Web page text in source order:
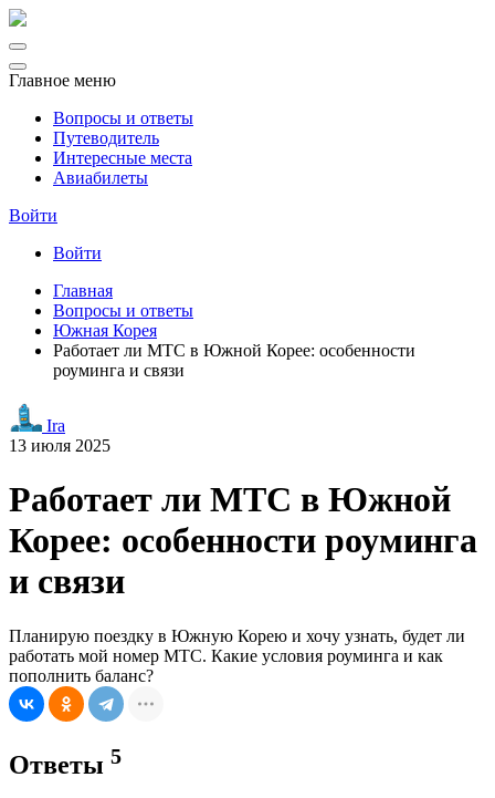
Главное меню
Вопросы и ответы
Путеводитель
Интересные места
Авиабилеты
Войти
Войти
Главная
Вопросы и ответы
Южная Корея
Работает ли МТС в Южной Корее: особенности
роуминга и связи
Ira
13 июля 2025
Работает ли МТС в Южной
Корее: особенности роуминга
и связи
Планирую поездку в Южную Корею и хочу узнать, будет ли
работать мой номер МТС. Какие условия роуминга и как
пополнить баланс?
Ответы 5